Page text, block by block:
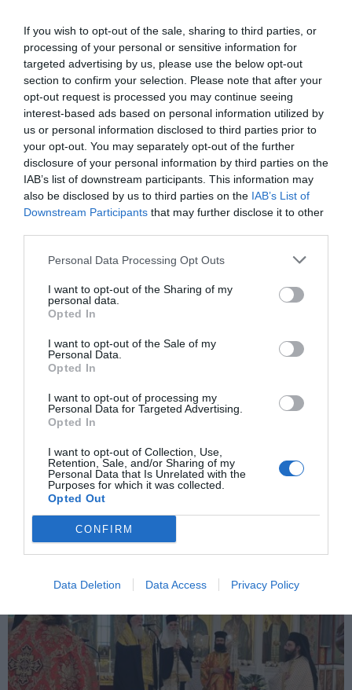
If you wish to opt-out of the sale, sharing to third parties, or
processing of your personal or sensitive information for
targeted advertising by us, please use the below opt-out
section to confirm your selection. Please note that after your
opt-out request is processed you may continue seeing
interest-based ads based on personal information utilized by
us or personal information disclosed to third parties prior to
your opt-out. You may separately opt-out of the further
disclosure of your personal information by third parties on the
IAB’s list of downstream participants. This information may
also be disclosed by us to third parties on the IAB’s List of
Downstream Participants that may further disclose it to other
Personal Data Processing Opt Outs
I want to opt-out of the Sharing of my
personal data.
Opted In
I want to opt-out of the Sale of my
Personal Data.
Opted In
I want to opt-out of processing my
Personal Data for Targeted Advertising.
Opted In
I want to opt-out of Collection, Use,
Retention, Sale, and/or Sharing of my
Personal Data that Is Unrelated with the
Purposes for which it was collected.
Opted Out
CONFIRM
Data Deletion Data Access Privacy Policy
Υ.Σ.:
Η συναυλία αυτή δεν αποτελεί μόνο μια καλλιτεχνική εμπειρία,
αλλά και μια υπενθύμιση ότι οι αξίες της ανθρωπιάς και της
αλληλεγγύης είναι πάντα επίκαιρες και σήμερα, ίσως
ΠΡΟΗΓΟΎΜΕΝΗ ΑΝΆΡΤΗΣΗ
Από Τύχη δεν Υπήρξαν Τραυματισμοί
«Χανόμαστε» προειδοποιούν καθώς η ευλογιά θερίζει τα
κοπάδια
ΣΧΕΤΙΚΈΣ ΑΝΑΡΤΉΣΕΙΣ